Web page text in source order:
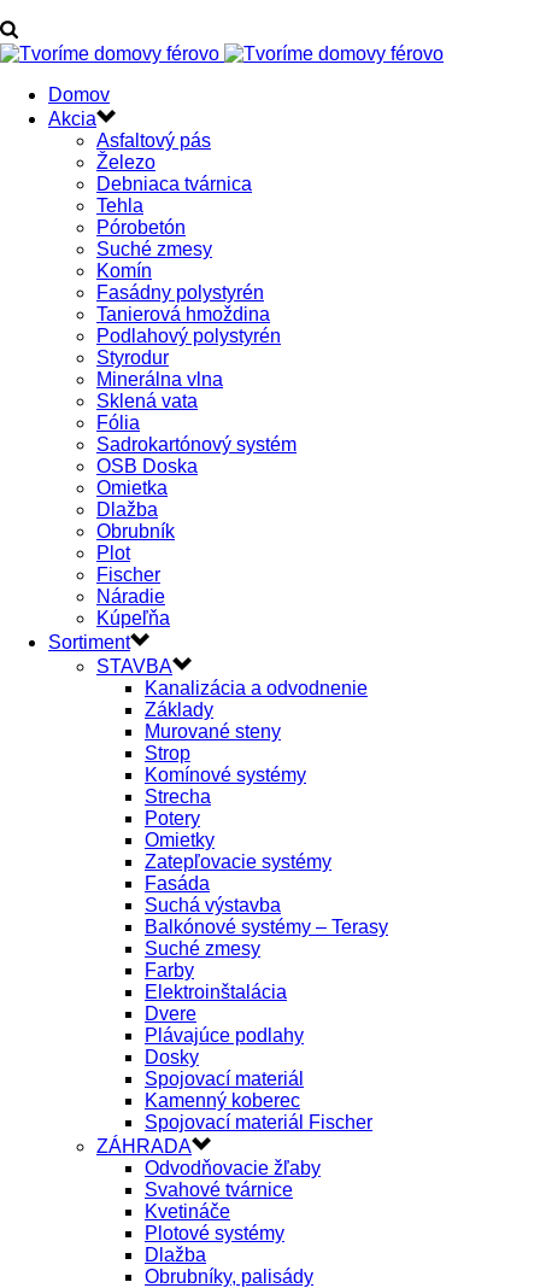
Domov
Akcia
Asfaltový pás
Železo
Debniaca tvárnica
Tehla
Pórobetón
Suché zmesy
Komín
Fasádny polystyrén
Tanierová hmoždina
Podlahový polystyrén
Styrodur
Minerálna vlna
Sklená vata
Fólia
Sadrokartónový systém
OSB Doska
Omietka
Dlažba
Obrubník
Plot
Fischer
Náradie
Kúpeľňa
Sortiment
STAVBA
Kanalizácia a odvodnenie
Základy
Murované steny
Strop
Komínové systémy
Strecha
Potery
Omietky
Zatepľovacie systémy
Fasáda
Suchá výstavba
Balkónové systémy – Terasy
Suché zmesy
Farby
Elektroinštalácia
Dvere
Plávajúce podlahy
Dosky
Spojovací materiál
Kamenný koberec
Spojovací materiál Fischer
ZÁHRADA
Odvodňovacie žľaby
Svahové tvárnice
Kvetináče
Plotové systémy
Dlažba
Obrubníky, palisády